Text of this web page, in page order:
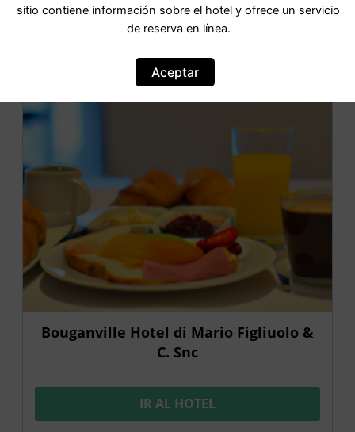
Bouganville Hotel di Mario Figliuolo &
C. Snc
IR AL HOTEL
sitio contiene información sobre el hotel y ofrece un servicio
de reserva en línea.
Aceptar